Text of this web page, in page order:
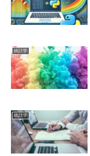
統計学
統計学